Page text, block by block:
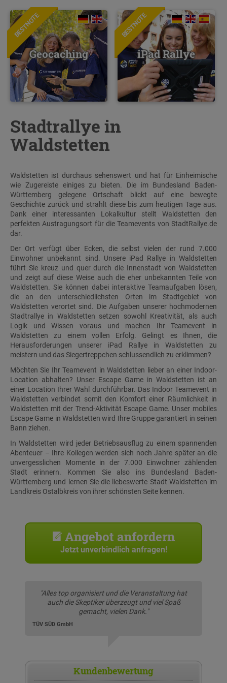
BESTNOTE
Geocaching
BESTNOTE
iPad Rallye
Stadtrallye in
Waldstetten
Waldstetten ist durchaus sehenswert und hat für Einheimische
wie Zugereiste einiges zu bieten. Die im Bundesland Baden-
Württemberg gelegene Ortschaft blickt auf eine bewegte
Geschichte zurück und strahlt diese bis zum heutigen Tage aus.
Dank einer interessanten Lokalkultur stellt Waldstetten den
perfekten Austragungsort für die Teamevents von StadtRallye.de
dar.
Der Ort verfügt über Ecken, die selbst vielen der rund 7.000
Einwohner unbekannt sind. Unsere iPad Rallye in Waldstetten
führt Sie kreuz und quer durch die Innenstadt von Waldstetten
und zeigt auf diese Weise auch die eher unbekannten Teile von
Waldstetten. Sie können dabei interaktive Teamaufgaben lösen,
die an den unterschiedlichsten Orten im Stadtgebiet von
Waldstetten verortet sind. Die Aufgaben unserer hochmodernen
Stadtrallye in Waldstetten setzen sowohl Kreativität, als auch
Logik und Wissen voraus und machen Ihr Teamevent in
Waldstetten zu einem vollen Erfolg. Gelingt es Ihnen, die
Herausforderungen unserer iPad Rallye in Waldstetten zu
meistern und das Siegertreppchen schlussendlich zu erklimmen?
Möchten Sie Ihr Teamevent in Waldstetten lieber an einer Indoor-
Location abhalten? Unser Escape Game in Waldstetten ist an
einer Location Ihrer Wahl durchführbar. Das Indoor Teamevent in
Waldstetten verbindet somit den Komfort einer Räumlichkeit in
Waldstetten mit der Trend-Aktivität Escape Game. Unser mobiles
Escape Game in Waldstetten wird Ihre Gruppe garantiert in seinen
Bann ziehen.
In Waldstetten wird jeder Betriebsausflug zu einem spannenden
Abenteuer – Ihre Kollegen werden sich noch Jahre später an die
unvergesslichen Momente in der 7.000 Einwohner zählenden
Stadt erinnern. Kommen Sie also ins Bundesland Baden-
Württemberg und lernen Sie die liebeswerte Stadt Waldstetten im
Landkreis Ostalbkreis von ihrer schönsten Seite kennen.
Angebot anfordern
Jetzt unverbindlich anfragen!
"Alles top organisiert und die Veranstaltung hat
auch die Skeptiker überzeugt und viel Spaß
gemacht, vielen Dank."
TÜV SÜD GmbH
Kundenbewertung